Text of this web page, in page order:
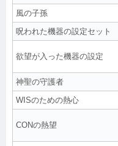
風の子孫
呪われた機器の設定セット
欲望が入った機器の設定
神聖の守護者
WISのための熱心
CONの熱望